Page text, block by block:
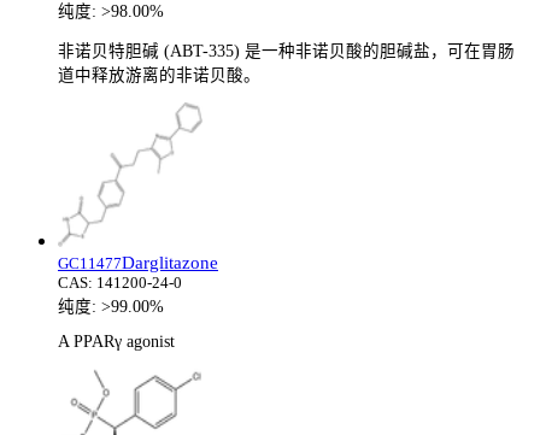
纯度: >98.00%
非诺贝特胆碱 (ABT-335) 是一种非诺贝酸的胆碱盐，可在胃肠
道中释放游离的非诺贝酸。
GC11477Darglitazone
CAS: 141200-24-0
纯度: >99.00%
A PPARγ agonist